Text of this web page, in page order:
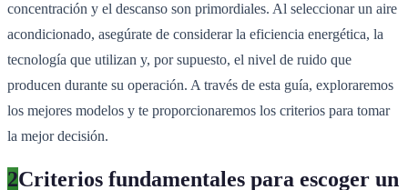
concentración y el descanso son primordiales. Al seleccionar un aire
acondicionado, asegúrate de considerar la eficiencia energética, la
tecnología que utilizan y, por supuesto, el nivel de ruido que
producen durante su operación. A través de esta guía, exploraremos
los mejores modelos y te proporcionaremos los criterios para tomar
la mejor decisión.
2Criterios fundamentales para escoger un